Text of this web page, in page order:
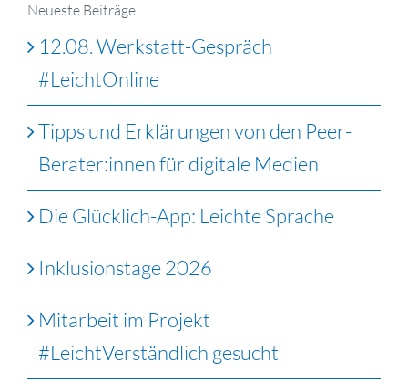
Neueste Beiträge
12.08. Werkstatt-Gespräch
#LeichtOnline
Tipps und Erklärungen von den Peer-
Berater:innen für digitale Medien
Die Glücklich-App: Leichte Sprache
Inklusionstage 2026
Mitarbeit im Projekt
#LeichtVerständlich gesucht